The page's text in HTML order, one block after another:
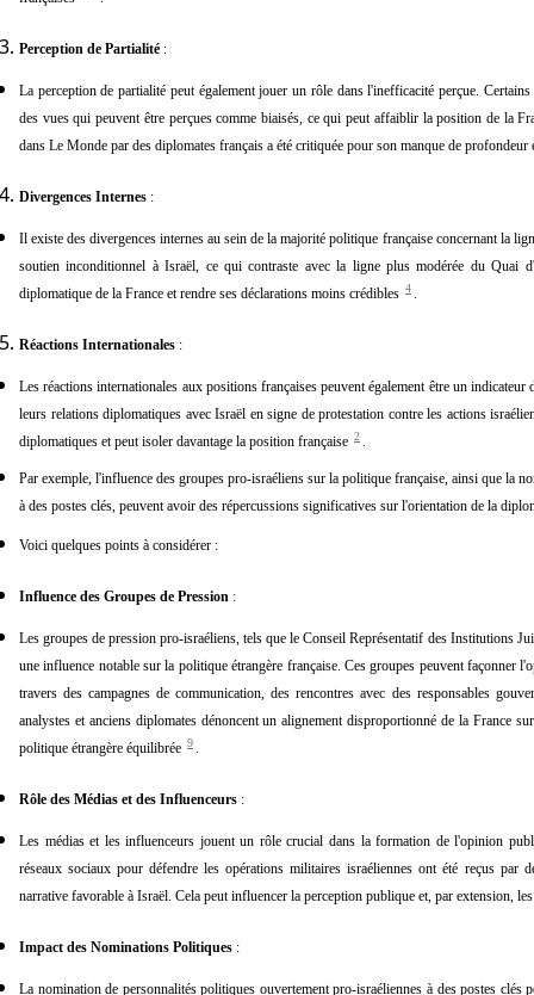
Perception de Partialité :
La perception de partialité peut également jouer un rôle dans l'inefficacité perçue.
des vues qui peuvent être perçues comme biaisés, ce qui peut affaiblir la position de la
dans Le Monde par des diplomates français a été critiquée pour son manque de
Divergences Internes :
Il existe des divergences internes au sein de la majorité politique française concernant la
soutien inconditionnel à Israël, ce qui contraste avec la ligne plus modérée du Quai
diplomatique de la France et rendre ses déclarations moins crédibles 4 .
Réactions Internationales :
Les réactions internationales aux positions françaises peuvent également être un
leurs relations diplomatiques avec Israël en signe de protestation contre les actions
diplomatiques et peut isoler davantage la position française 2 .
Par exemple, l'influence des groupes pro-israéliens sur la politique française, ainsi que la
à des postes clés, peuvent avoir des répercussions significatives sur l'orientation de la
Voici quelques points à considérer :
Influence des Groupes de Pression :
Les groupes de pression pro-israéliens, tels que le Conseil Représentatif des Institutions
une influence notable sur la politique étrangère française. Ces groupes peuvent façonner
travers des campagnes de communication, des rencontres avec des responsables
analystes et anciens diplomates dénoncent un alignement disproportionné de la France
politique étrangère équilibrée 9 .
Rôle des Médias et des Influenceurs :
Les médias et les influenceurs jouent un rôle crucial dans la formation de l'opinion
réseaux sociaux pour défendre les opérations militaires israéliennes ont été reçus par
narrative favorable à Israël. Cela peut influencer la perception publique et, par extension,
Impact des Nominations Politiques :
La nomination de personnalités politiques ouvertement pro-israéliennes à des postes clés